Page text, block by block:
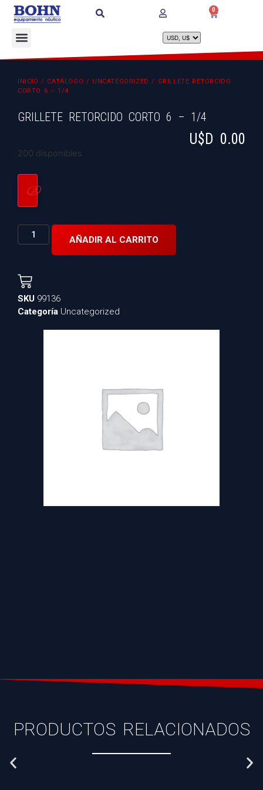
0
INICIO / CATÁLOGO / UNCATEGORIZED / GRILLETE RETORCIDO
CORTO 6 – 1/4
GRILLETE RETORCIDO CORTO 6 – 1/4
U$D 0.00
200 disponibles
AÑADIR AL CARRITO
SKU 99136
Categoría Uncategorized
PRODUCTOS RELACIONADOS